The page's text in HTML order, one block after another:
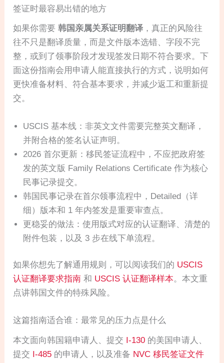
签证时最容易出错的地方
如果你需要韩国亲属关系证明翻译 ，真正的风险往
往不只是翻译质量，而是文件版本选错、字段不完
整，或到了领事阶段才发现签发日期不符合要求。下
面这份指南会用申请人能直接执行的方式，说明如何
更快准备材料、符合基本要求，并减少返工和重新提
交。
USCIS 基本线：非英文文件需要完整英文翻译，
并附合格的签名认证声明。
2026 首尔更新：移民签证流程中，不应把政府签
发的英文版 Family Relations Certificate 作为核心
民事记录提交。
韩国民事记录在首尔领事流程中，Detailed（详
细）版本和 1 年内签发是重要审查点。
更稳妥的做法：使用版式对应的认证翻译、清楚的
附件包装，以及 3 步在线下单流程。
如果你想先了解通用规则，可以阅读我们的 USCIS
认证翻译要求指南 和 USCIS 认证翻译样本。本文重
点讲韩国文件的特殊风险。
这篇指南适合谁：最常见的压力点是什么
本文面向韩国籍申请人、提交 I-130 的美国申请人、
提交 I-485 的申请人，以及准备 NVC 移民签证文件